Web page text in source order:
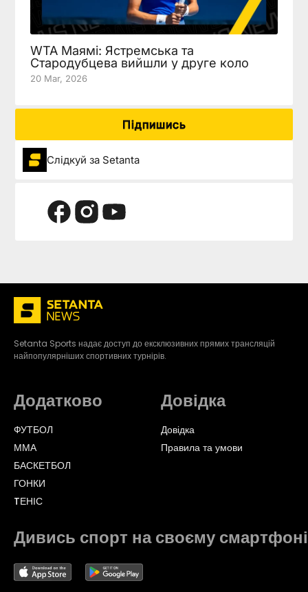
WTA Маямі: Ястремська та
Стародубцева вийшли у друге коло
20 Mar, 2026
Підпишись
Слідкуй за Setanta
Setanta Sports надає доступ до ексклюзивних прямих трансляцій
найпопулярніших спортивних турнірів.
Додатково
ФУТБОЛ
ММА
БАСКЕТБОЛ
ГОНКИ
TЕНІС
Довідка
Довідка
Правила та умови
Дивись спорт на своєму смартфоні